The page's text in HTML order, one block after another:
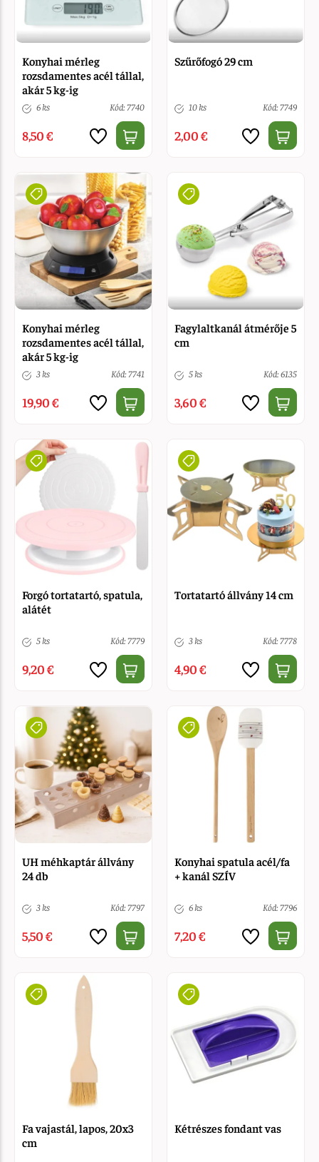
Konyhai mérleg
rozsdamentes acél tállal,
akár 5 kg-ig
6 ks Kód: 7740
8,50 €
Szűrőfogó 29 cm
10 ks Kód: 7749
2,00 €
Konyhai mérleg
rozsdamentes acél tállal,
akár 5 kg-ig
3 ks Kód: 7741
19,90 €
Fagylaltkanál átmérője 5
cm
5 ks Kód: 6135
3,60 €
Forgó tortatartó, spatula,
alátét
5 ks Kód: 7779
9,20 €
Tortatartó állvány 14 cm
3 ks Kód: 7778
4,90 €
UH méhkaptár állvány
24 db
3 ks Kód: 7797
5,50 €
Konyhai spatula acél/fa
+ kanál SZÍV
6 ks Kód: 7796
7,20 €
Fa vajastál, lapos, 20x3
cm
Kétrészes fondant vas